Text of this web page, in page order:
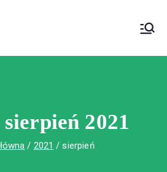
Szpital Specjalistyczny im.
w Czerwonej Górze
sierpień 2021
2021 sierpień